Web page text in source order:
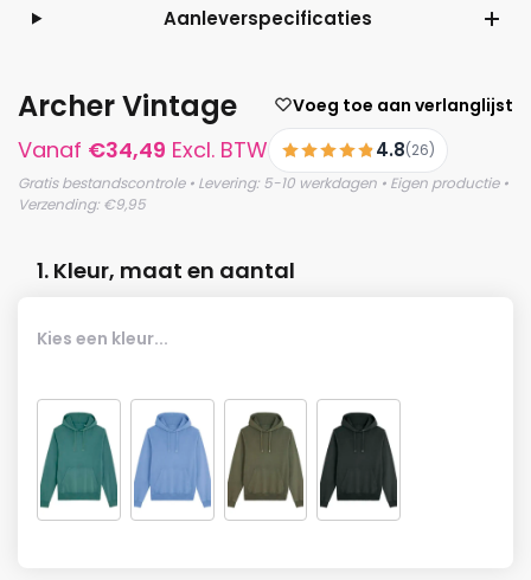
Aanleverspecificaties
Archer Vintage Voeg toe aan verlanglijst
Vanaf €34,49 Excl. BTW 4.8(26)
Gratis bestandscontrole • Levering: 5-10 werkdagen • Eigen productie •
Verzending: €9,95
1. Kleur, maat en aantal
Kies een kleur...